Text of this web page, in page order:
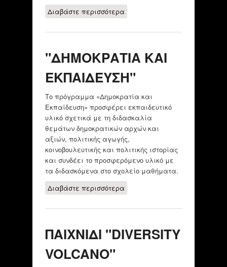
Διαβάστε περισσότεραγια
ΠΑΙΔΑΓΩΓΙΚΑ
"ΔΗΜΟΚΡΑΤΙΑ ΚΑΙ
ΕΚΠΑΙΔΕΥΣΗ"
Το πρόγραμμα «Δημοκρατία και
Εκπαίδευση» προσφέρει εκπαιδευτικό
υλικό σχετικά με τη διδασκαλία
θεμάτων δημοκρατικών αρχών και
αξιών, πολιτικής αγωγής,
κοινοβουλευτικής και πολιτικής ιστορίας
και συνδέει το προσφερόμενο υλικό με
τα διδασκόμενα στο σχολείο μαθήματα.
Διαβάστε περισσότεραγια "ΔΗΜΟΚΡΑΤΙΑ
ΠΑΙΧΝΙΔΙ "DIVERSITY
VOLCANO"